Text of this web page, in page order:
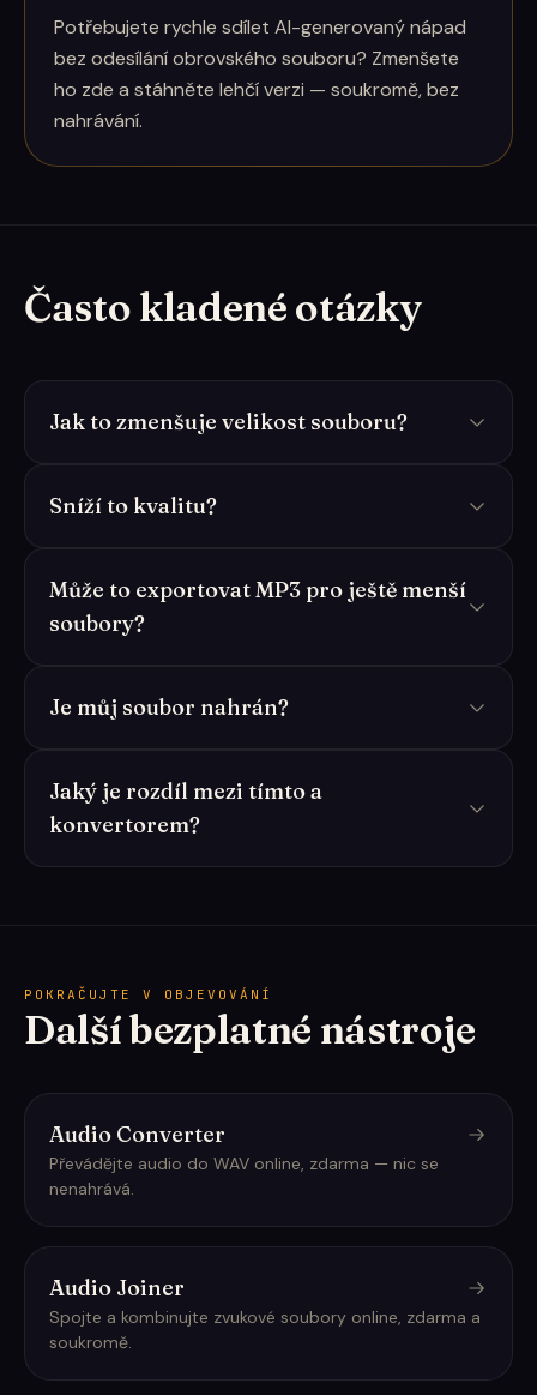
Potřebujete rychle sdílet AI-generovaný nápad
bez odesílání obrovského souboru? Zmenšete
ho zde a stáhněte lehčí verzi — soukromě, bez
nahrávání.
Často kladené otázky
Jak to zmenšuje velikost souboru?
Sníží to kvalitu?
Může to exportovat MP3 pro ještě menší
soubory?
Je můj soubor nahrán?
Jaký je rozdíl mezi tímto a
konvertorem?
POKRAČUJTE V OBJEVOVÁNÍ
Další bezplatné nástroje
Audio Converter
Převádějte audio do WAV online, zdarma — nic se
nenahrává.
Audio Joiner
Spojte a kombinujte zvukové soubory online, zdarma a
soukromě.